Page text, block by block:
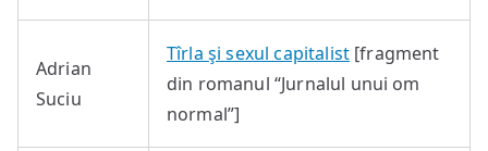
Adrian
Suciu
Tîrla şi sexul capitalist [fragment
din romanul “Jurnalul unui om
normal”]